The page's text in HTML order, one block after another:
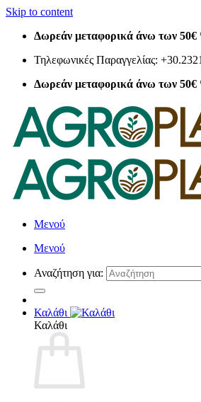
Skip to content
Δωρεάν μεταφορικά άνω των 50€
Τηλεφωνικές Παραγγελίας:
Δωρεάν μεταφορικά άνω των 50€
Μενού
Μενού
Αναζήτηση για:
Καλάθι
Καλάθι